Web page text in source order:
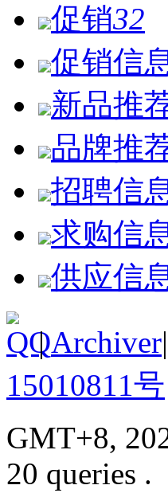
促销32
促销信
新品推
品牌推
招聘信
求购信
供应信
| Archiver|
15010811号
GMT+8,
20 queries .